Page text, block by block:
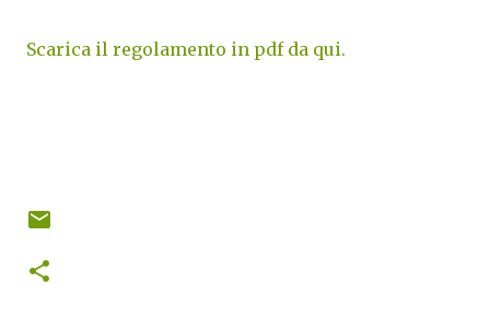
Scarica il regolamento in pdf da qui.